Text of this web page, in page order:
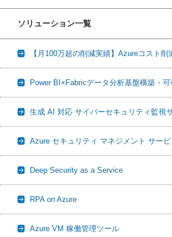
ソリューション一覧
【月100万超の削減実績】Azureコスト
Power BI×Fabricデータ分析基盤構築・可
生成 AI 対応 サイバーセキュリティ監視
Azure セキュリティ マネジメント サービ
Deep Security as a Service
RPA on Azure
Azure VM 稼働管理ツール